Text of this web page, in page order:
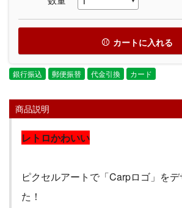
カートに入れる
銀行振込 郵便振替 代金引換 カード
商品説明
レトロかわいい
ピクセルアートで「Carpロゴ」を
た！